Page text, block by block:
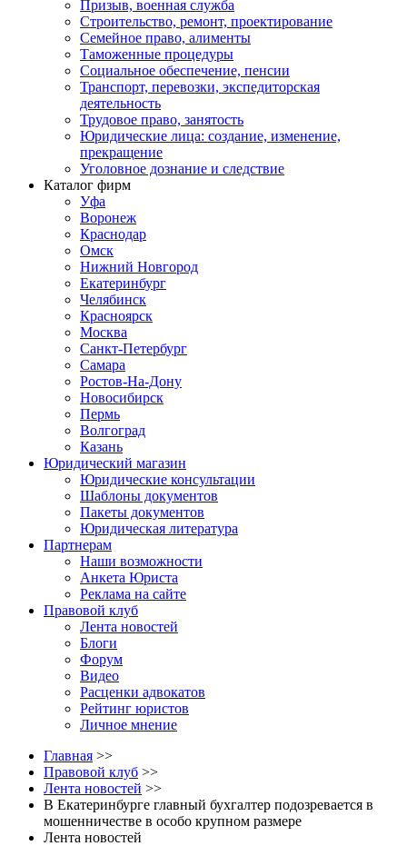
Призыв, военная служба
Строительство, ремонт, проектирование
Семейное право, алименты
Таможенные процедуры
Социальное обеспечение, пенсии
Транспорт, перевозки, экспедиторская
деятельность
Трудовое право, занятость
Юридические лица: создание, изменение,
прекращение
Уголовное дознание и следствие
Каталог фирм
Уфа
Воронеж
Краснодар
Омск
Нижний Новгород
Екатеринбург
Челябинск
Красноярск
Москва
Санкт-Петербург
Самара
Ростов-На-Дону
Новосибирск
Пермь
Волгоград
Казань
Юридический магазин
Юридические консультации
Шаблоны документов
Пакеты документов
Юридическая литература
Партнерам
Наши возможности
Анкета Юриста
Реклама на сайте
Правовой клуб
Лента новостей
Блоги
Форум
Видео
Расценки адвокатов
Рейтинг юристов
Личное мнение
Главная >>
Правовой клуб >>
Лента новостей >>
В Екатеринбурге главный бухгалтер подозревается в
мошенничестве в особо крупном размере
Лента новостей